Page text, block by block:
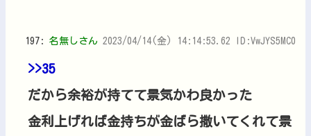
197: 名無しさん 2023/04/14(金) 14:14:53.62 ID:VwJYS5MC0
>>35
だから余裕が持てて景気かわ良かった
金利上げれば金持ちが金ばら撒いてくれて景